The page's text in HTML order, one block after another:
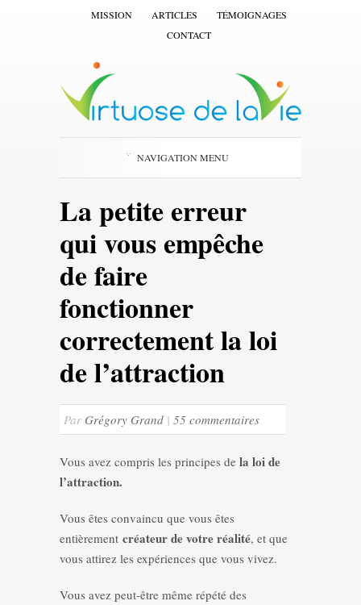
MISSION ARTICLES
TÉMOIGNAGES
CONTACT
NAVIGATION MENU
La petite erreur
qui vous empêche
de faire
fonctionner
correctement la loi
de l’attraction
Par Grégory Grand | 55 commentaires
Vous avez compris les principes de la loi de
l’attraction.
Vous êtes convaincu que vous êtes
entièrement créateur de votre réalité, et que
vous attirez les expériences que vous vivez.
Vous avez peut-être même répété des